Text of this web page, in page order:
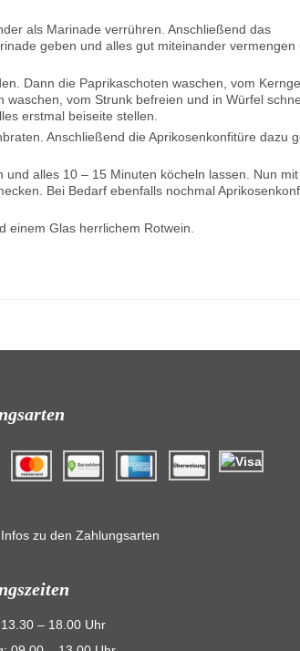
als Marinade verrühren. Anschließend das
geben und alles gut miteinander vermengen
Dann die Paprikaschoten waschen, vom
vom Strunk befreien und in Würfel
erstmal beiseite stellen.
Anschließend die Aprikosenkonfitüre dazu
alles 10 – 15 Minuten köcheln lassen. Nun mit
Bei Bedarf ebenfalls nochmal
einem Glas herrlichem Rotwein.
zu den Zahlungsarten
– 18.00 Uhr